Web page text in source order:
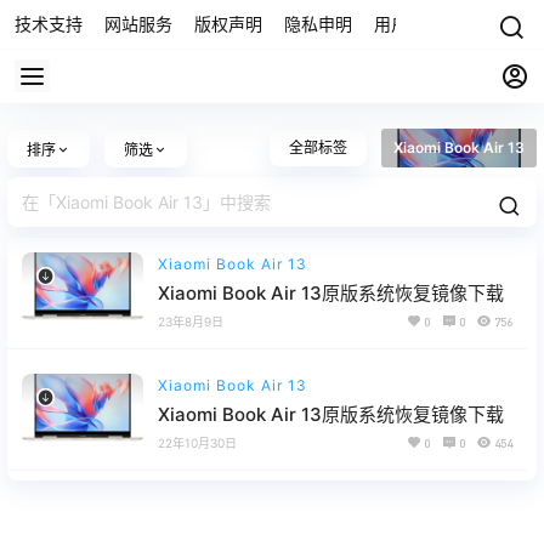
技术支持 网站服务 版权声明 隐私申明 用户协议 联系我们
排序 筛选 全部标签 Xiaomi Book Air 13
Xiaomi Book Air 13
Xiaomi Book Air 13原版系统恢复镜像下载
23年8月9日 0 0 756
Xiaomi Book Air 13
Xiaomi Book Air 13原版系统恢复镜像下载
22年10月30日 0 0 454